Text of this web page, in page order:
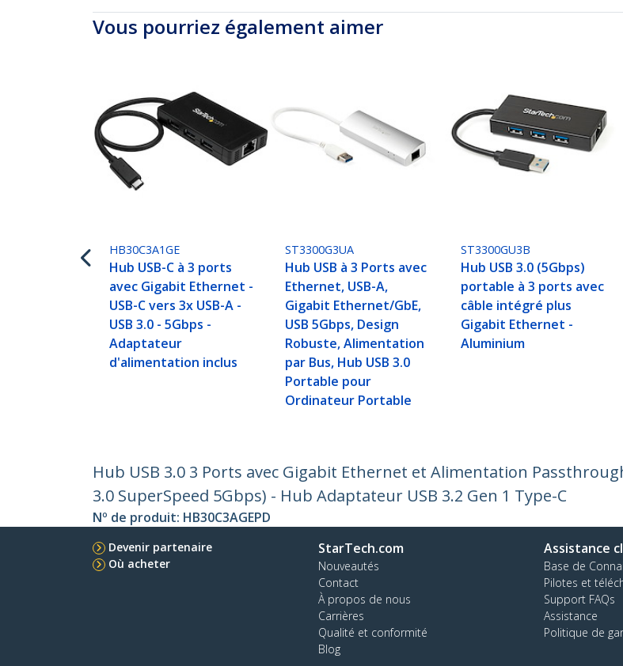
Vous pourriez également aimer
HB30C3A1GE
Hub USB-C à 3 ports
avec Gigabit Ethernet -
USB-C vers 3x USB-A -
USB 3.0 - 5Gbps -
Adaptateur
d'alimentation inclus
ST3300G3UA
Hub USB à 3 Ports avec
Ethernet, USB-A,
Gigabit Ethernet/GbE,
USB 5Gbps, Design
Robuste, Alimentation
par Bus, Hub USB 3.0
Portable pour
Ordinateur Portable
ST3300GU3B
Hub USB 3.0 (5Gbps)
portable à 3 ports avec
câble intégré plus
Gigabit Ethernet -
Aluminium
Hub USB 3.0 3 Ports avec Gigabit Ethernet et Alimentation Passthrough
3.0 SuperSpeed 5Gbps) - Hub Adaptateur USB 3.2 Gen 1 Type-C
Nº de produit: HB30C3AGEPD
Devenir partenaire
Où acheter
StarTech.com
Nouveautés
Contact
À propos de nous
Carrières
Qualité et conformité
Blog
Assistance
Base de
Pilotes et
Support FAQs
Assistance
Politique de